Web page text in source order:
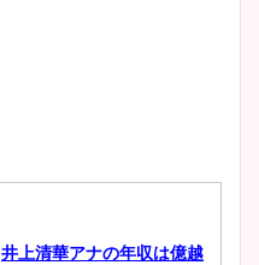
井上清華アナの年収は億越